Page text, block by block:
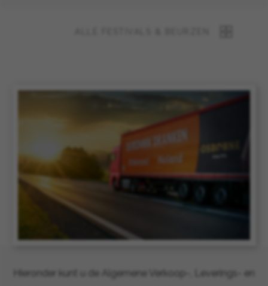
Hieronder kunt u de Algemene Verkoop-, Leverings- en